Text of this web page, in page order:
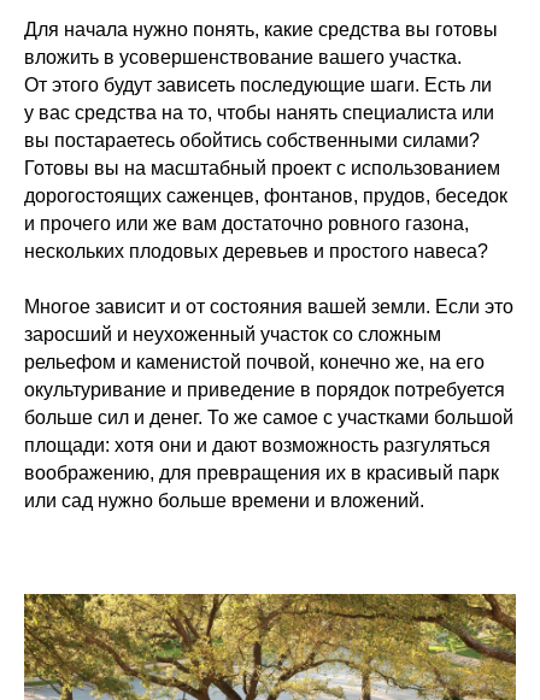
Для начала нужно понять, какие средства вы готовы
вложить в усовершенствование вашего участка.
От этого будут зависеть последующие шаги. Есть ли
у вас средства на то, чтобы нанять специалиста или
вы постараетесь обойтись собственными силами?
Готовы вы на масштабный проект с использованием
дорогостоящих саженцев, фонтанов, прудов, беседок
и прочего или же вам достаточно ровного газона,
нескольких плодовых деревьев и простого навеса?
Многое зависит и от состояния вашей земли. Если это
заросший и неухоженный участок со сложным
рельефом и каменистой почвой, конечно же, на его
окультуривание и приведение в порядок потребуется
больше сил и денег. То же самое с участками большой
площади: хотя они и дают возможность разгуляться
воображению, для превращения их в красивый парк
или сад нужно больше времени и вложений.